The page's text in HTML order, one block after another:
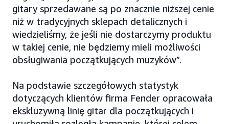
gitary sprzedawane są po znacznie niższej cenie
niż w tradycyjnych sklepach detalicznych i
wiedzieliśmy, że jeśli nie dostarczymy produktu
w takiej cenie, nie będziemy mieli możliwości
obsługiwania początkujących muzyków”.
Na podstawie szczegółowych statystyk
dotyczących klientów firma Fender opracowała
ekskluzywną linię gitar dla początkujących i